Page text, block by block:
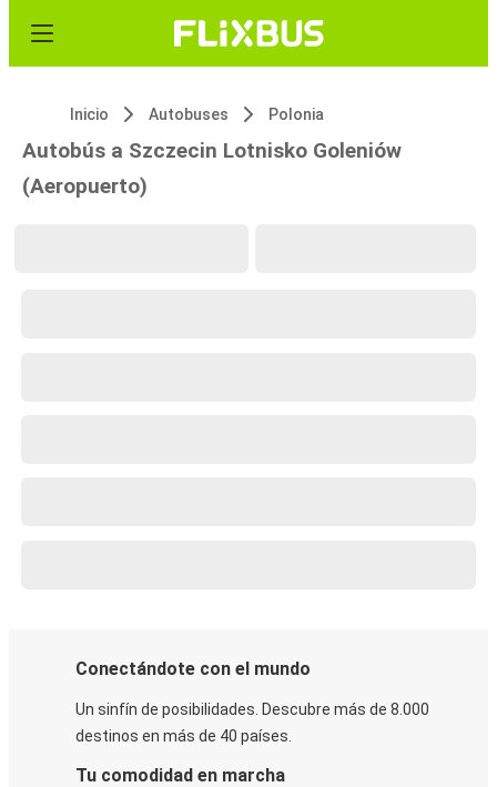
Inicio Autobuses Polonia
Autobús a Szczecin Lotnisko Goleniów
(Aeropuerto)
Conectándote con el mundo
Un sinfín de posibilidades. Descubre más de 8.000
destinos en más de 40 países.
Tu comodidad en marcha